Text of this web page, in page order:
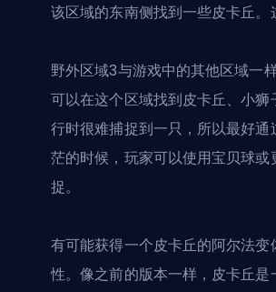
该区域的东南侧找到一些皮卡丘
野外区域3与游戏中的其他区域一
可以在这个区域找到皮卡丘、小
行时很难捕捉到一只，所以最好
茫的时候，玩家可以使用宝贝球
捉。
有可能获得一个皮卡丘的阿尔法
性。像之前的版本一样，皮卡丘是